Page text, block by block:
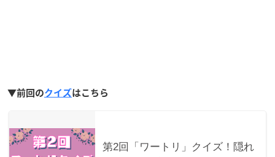
▼前回のクイズ はこちら